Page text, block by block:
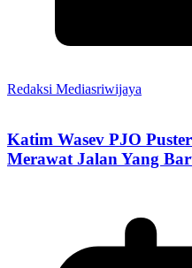
Redaksi Mediasriwijaya
Katim Wasev PJO
Merawat Jalan Yang